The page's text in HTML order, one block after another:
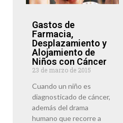
Gastos de
Farmacia,
Desplazamiento y
Alojamiento de
Niños con Cáncer
23 de marzo de 2015
Cuando un niño es
diagnosticado de cáncer,
además del drama
humano que recorre a